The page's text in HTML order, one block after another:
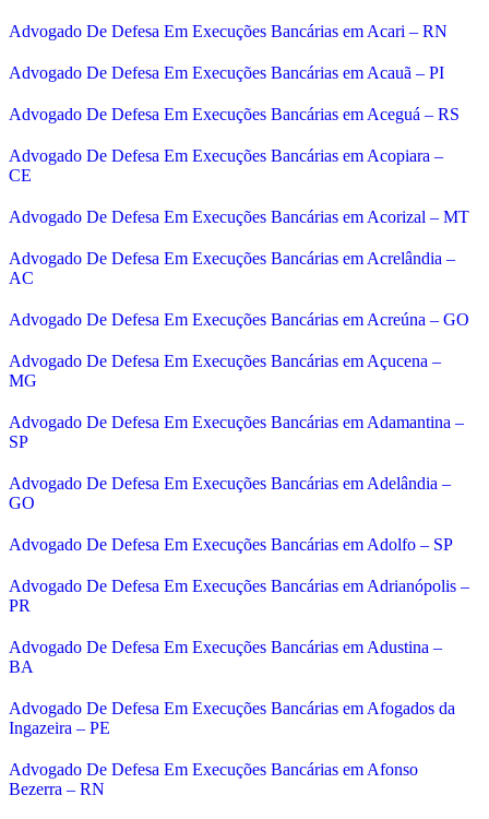
Advogado De Defesa Em Execuções Bancárias em Acari – RN
Advogado De Defesa Em Execuções Bancárias em Acauã – PI
Advogado De Defesa Em Execuções Bancárias em Aceguá – RS
Advogado De Defesa Em Execuções Bancárias em Acopiara –
CE
Advogado De Defesa Em Execuções Bancárias em Acorizal – MT
Advogado De Defesa Em Execuções Bancárias em Acrelândia –
AC
Advogado De Defesa Em Execuções Bancárias em Acreúna – GO
Advogado De Defesa Em Execuções Bancárias em Açucena –
MG
Advogado De Defesa Em Execuções Bancárias em Adamantina –
SP
Advogado De Defesa Em Execuções Bancárias em Adelândia –
GO
Advogado De Defesa Em Execuções Bancárias em Adolfo – SP
Advogado De Defesa Em Execuções Bancárias em Adrianópolis –
PR
Advogado De Defesa Em Execuções Bancárias em Adustina –
BA
Advogado De Defesa Em Execuções Bancárias em Afogados da
Ingazeira – PE
Advogado De Defesa Em Execuções Bancárias em Afonso
Bezerra – RN